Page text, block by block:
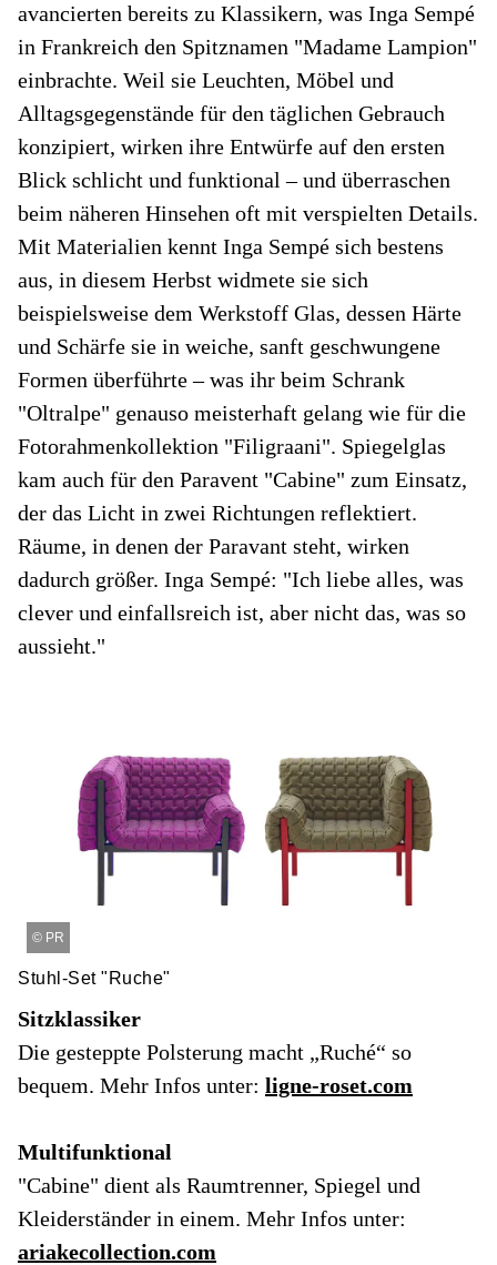
avancierten bereits zu Klassikern, was Inga Sempé
in Frankreich den Spitznamen "Madame Lampion"
einbrachte. Weil sie Leuchten, Möbel und
Alltagsgegenstände für den täglichen Gebrauch
konzipiert, wirken ihre Entwürfe auf den ersten
Blick schlicht und funktional – und überraschen
beim näheren Hinsehen oft mit verspielten Details.
Mit Materialien kennt Inga Sempé sich bestens
aus, in diesem Herbst widmete sie sich
beispielsweise dem Werkstoff Glas, dessen Härte
und Schärfe sie in weiche, sanft geschwungene
Formen überführte – was ihr beim Schrank
"Oltralpe" genauso meisterhaft gelang wie für die
Fotorahmenkollektion "Filigraani". Spiegelglas
kam auch für den Paravent "Cabine" zum Einsatz,
der das Licht in zwei Richtungen reflektiert.
Räume, in denen der Paravant steht, wirken
dadurch größer. Inga Sempé: "Ich liebe alles, was
clever und einfallsreich ist, aber nicht das, was so
aussieht."
© PR
Stuhl-Set "Ruche"
Sitzklassiker
Die gesteppte Polsterung macht „Ruché“ so
bequem. Mehr Infos unter: ligne-roset.com
Multifunktional
"Cabine" dient als Raumtrenner, Spiegel und
Kleiderständer in einem. Mehr Infos unter:
ariakecollection.com